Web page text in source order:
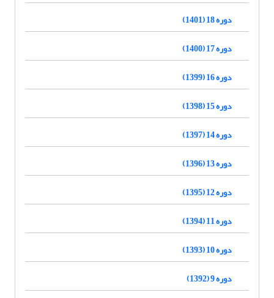
دوره 18 (1401)
دوره 17 (1400)
دوره 16 (1399)
دوره 15 (1398)
دوره 14 (1397)
دوره 13 (1396)
دوره 12 (1395)
دوره 11 (1394)
دوره 10 (1393)
دوره 9 (1392)